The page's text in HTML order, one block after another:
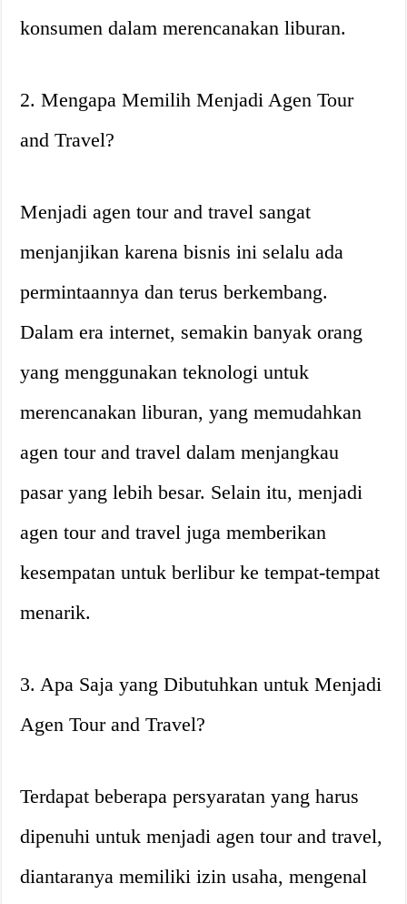
konsumen dalam merencanakan liburan.
2. Mengapa Memilih Menjadi Agen Tour
and Travel?
Menjadi agen tour and travel sangat
menjanjikan karena bisnis ini selalu ada
permintaannya dan terus berkembang.
Dalam era internet, semakin banyak orang
yang menggunakan teknologi untuk
merencanakan liburan, yang memudahkan
agen tour and travel dalam menjangkau
pasar yang lebih besar. Selain itu, menjadi
agen tour and travel juga memberikan
kesempatan untuk berlibur ke tempat-tempat
menarik.
3. Apa Saja yang Dibutuhkan untuk Menjadi
Agen Tour and Travel?
Terdapat beberapa persyaratan yang harus
dipenuhi untuk menjadi agen tour and travel,
diantaranya memiliki izin usaha, mengenal